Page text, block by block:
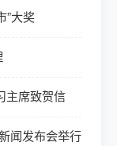
”大奖
主席致贺信
闻发布会举行